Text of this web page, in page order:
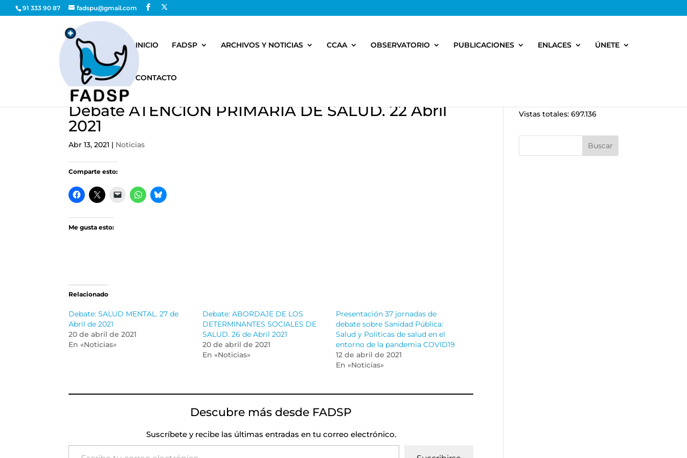
91 333 90 87 fadspu@gmail.com
INICIO FADSP ARCHIVOS Y NOTICIAS CCAA OBSERVATORIO PUBLICACIONES ENLACES ÚNETE
CONTACTO
Debate ATENCION PRIMARIA DE SALUD. 22 Abril
2021
Abr 13, 2021 | Noticias
Comparte esto:
Me gusta esto:
Relacionado
Debate: SALUD MENTAL. 27 de
Abril de 2021
20 de abril de 2021
En «Noticias»
Debate: ABORDAJE DE LOS
DETERMINANTES SOCIALES DE
SALUD. 26 de Abril 2021
20 de abril de 2021
En «Noticias»
Presentación 37 jornadas de
debate sobre Sanidad Pública:
Salud y Políticas de salud en el
entorno de la pandemia COVID19
12 de abril de 2021
En «Noticias»
Descubre más desde FADSP
Suscríbete y recibe las últimas entradas en tu correo electrónico.
Escribe tu correo electrónico…
Vistas totales:697.136